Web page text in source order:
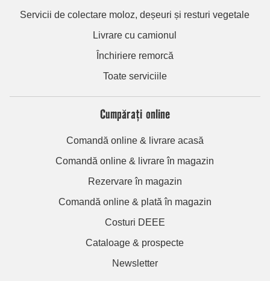
Servicii de colectare moloz, deșeuri și resturi vegetale
Livrare cu camionul
Închiriere remorcă
Toate serviciile
Cumpărați online
Comandă online & livrare acasă
Comandă online & livrare în magazin
Rezervare în magazin
Comandă online & plată în magazin
Costuri DEEE
Cataloage & prospecte
Newsletter